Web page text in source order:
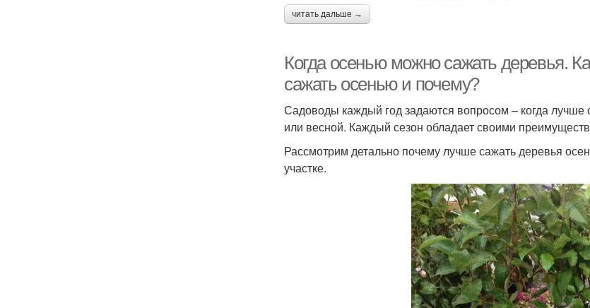
читать дальше →
Когда осенью можно сажать деревья.
сажать осенью и почему?
Садоводы каждый год задаются вопросом – когда
или весной. Каждый сезон обладает своими
Рассмотрим детально почему лучше сажать деревья
участке.